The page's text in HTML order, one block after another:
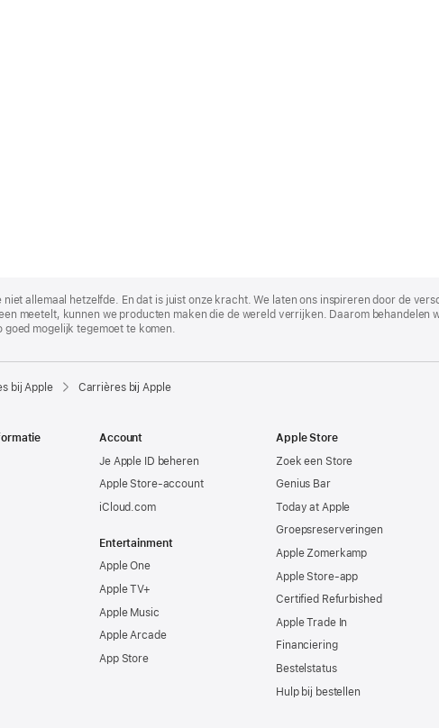
niet allemaal hetzelfde. En dat is juist onze kracht. We laten ons inspireren door de
meetelt, kunnen we producten maken die de wereld verrijken. Daarom behandelen
goed mogelijk tegemoet te komen.
bij Apple Carrières bij Apple
Account
Je Apple ID beheren
Apple Store-account
iCloud.com
Entertainment
Apple One
Apple TV+
Apple Music
Apple Arcade
App Store
Apple Store
Zoek een Store
Genius Bar
Today at Apple
Groepsreserveringen
Apple Zomerkamp
Apple Store-app
Certified Refurbished
Apple Trade In
Financiering
Bestelstatus
Hulp bij bestellen